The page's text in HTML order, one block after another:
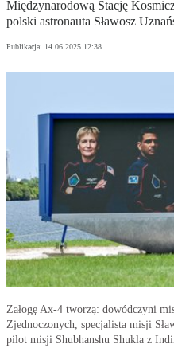
Międzynarodową Stację
polski astronauta Sławosz
Publikacja: 14.06.2025 12:38
Załogę Ax-4 tworzą: dowódczyni
Zjednoczonych, specjalista misji
pilot misji Shubhanshu Shukla z